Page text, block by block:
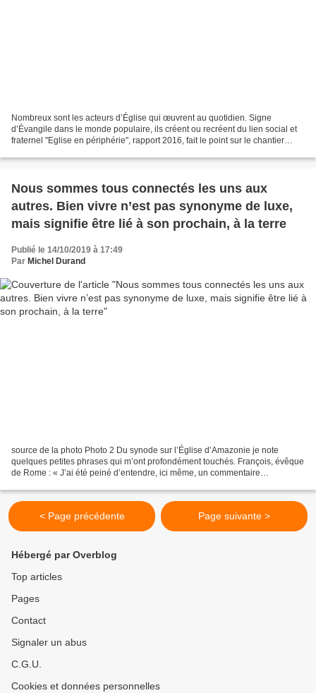
Nombreux sont les acteurs d’Église qui œuvrent au quotidien. Signe
d’Évangile dans le monde populaire, ils créent ou recréent du lien social et
fraternel "Eglise en périphérie", rapport 2016, fait le point sur le chantier
Nous sommes tous connectés les uns aux
autres. Bien vivre n’est pas synonyme de luxe,
mais signifie être lié à son prochain, à la terre
Publié le 14/10/2019 à 17:49
Par Michel Durand
source de la photo Photo 2 Du synode sur l’Église d’Amazonie je note
quelques petites phrases qui m’ont profondément touchés. François, évêque
de Rome : « J’ai été peiné d’entendre, ici même, un commentaire
< Page précédente Page suivante >
Hébergé par Overblog
Top articles
Pages
Contact
Signaler un abus
C.G.U.
Cookies et données personnelles